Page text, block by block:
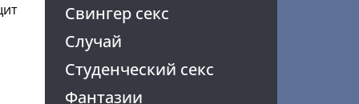
Свингер секс
Случай
Студенческий секс
Фантазии